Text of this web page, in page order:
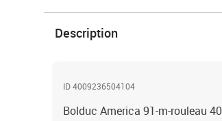
Description
ID 4009236504104
Bolduc America 91-m-rouleau